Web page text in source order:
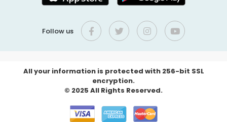
Follow us
All your information is protected with 256-bit SSL
encryption.
© 2025 All Rights Reserved.